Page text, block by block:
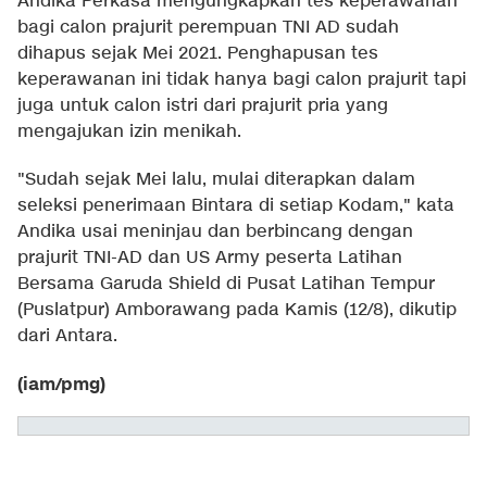
bagi calon prajurit perempuan TNI AD sudah
dihapus sejak Mei 2021. Penghapusan tes
keperawanan ini tidak hanya bagi calon prajurit tapi
juga untuk calon istri dari prajurit pria yang
mengajukan izin menikah.
"Sudah sejak Mei lalu, mulai diterapkan dalam
seleksi penerimaan Bintara di setiap Kodam," kata
Andika usai meninjau dan berbincang dengan
prajurit TNI-AD dan US Army peserta Latihan
Bersama Garuda Shield di Pusat Latihan Tempur
(Puslatpur) Amborawang pada Kamis (12/8), dikutip
dari Antara.
(iam/pmg)